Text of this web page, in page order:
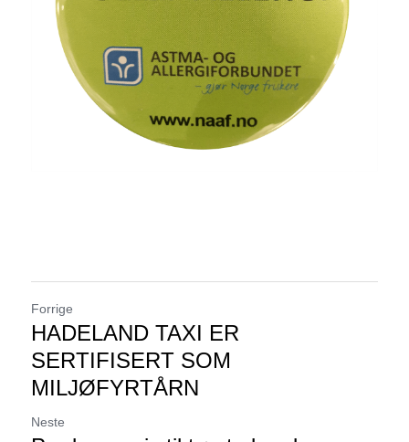
Forrige
HADELAND TAXI ER
SERTIFISERT SOM
MILJØFYRTÅRN
Neste